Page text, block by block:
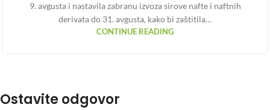
9. avgusta i nastavila zabranu izvoza sirove nafte i naftnih
derivata do 31. avgusta, kako bi zaštitila…
CONTINUE READING
Ostavite odgovor